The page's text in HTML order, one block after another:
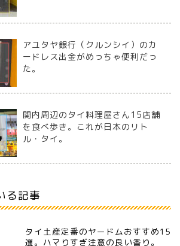
アユタヤ銀行（クルンシイ）のカ
ードレス出金がめっちゃ便利だっ
た。
関内周辺のタイ料理屋さん15店舗
を食べ歩き。これが日本のリト
ル・タイ。
る記事
タイ土産定番のヤードムおすすめ15
選。ハマりすぎ注意の良い香り。